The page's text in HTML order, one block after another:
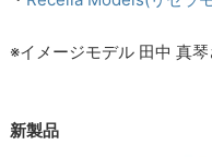
※イメージモデル 田中 真
新製品